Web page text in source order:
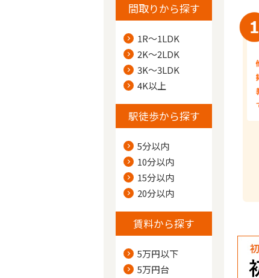
間取りから探す
1R～1LDK
2K～2LDK
3K～3LDK
4K以上
駅徒歩から探す
5分以内
10分以内
15分以内
20分以内
賃料から探す
5万円以下
5万円台